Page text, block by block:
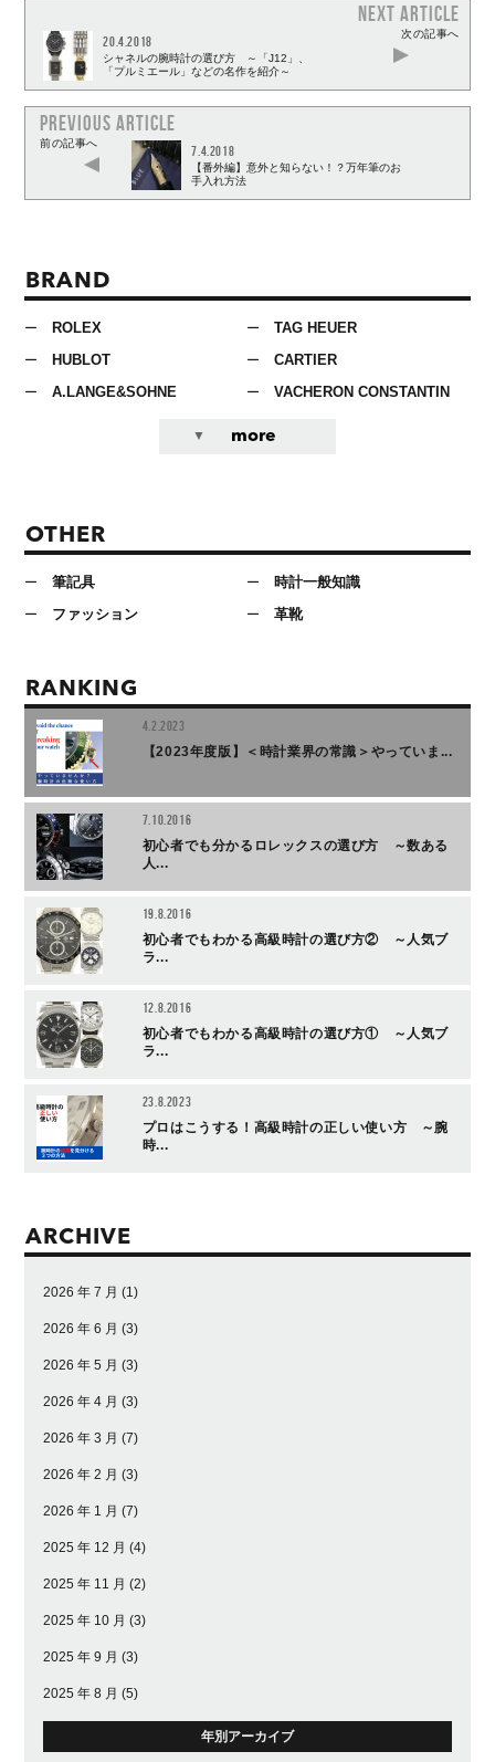
NEXT ARTICLE
次の記事へ
20.4.2018
シャネルの腕時計の選び方 ～「J12」、
「プルミエール」などの名作を紹介～
PREVIOUS ARTICLE
前の記事へ
7.4.2018
【番外編】意外と知らない！？万年筆のお
手入れ方法
BRAND
ROLEX
TAG HEUER
HUBLOT
CARTIER
A.LANGE&SOHNE
VACHERON CONSTANTIN
more
OTHER
筆記具
時計一般知識
ファッション
革靴
RANKING
4.2.2023
【2023年度版】＜時計業界の常識＞やっていま...
7.10.2016
初心者でも分かるロレックスの選び方 ～数ある
人...
19.8.2016
初心者でもわかる高級時計の選び方② ～人気ブ
ラ...
12.8.2016
初心者でもわかる高級時計の選び方① ～人気ブ
ラ...
23.8.2023
プロはこうする！高級時計の正しい使い方 ～腕
時...
ARCHIVE
2026 年 7 月 (1)
2026 年 6 月 (3)
2026 年 5 月 (3)
2026 年 4 月 (3)
2026 年 3 月 (7)
2026 年 2 月 (3)
2026 年 1 月 (7)
2025 年 12 月 (4)
2025 年 11 月 (2)
2025 年 10 月 (3)
2025 年 9 月 (3)
2025 年 8 月 (5)
年別アーカイブ